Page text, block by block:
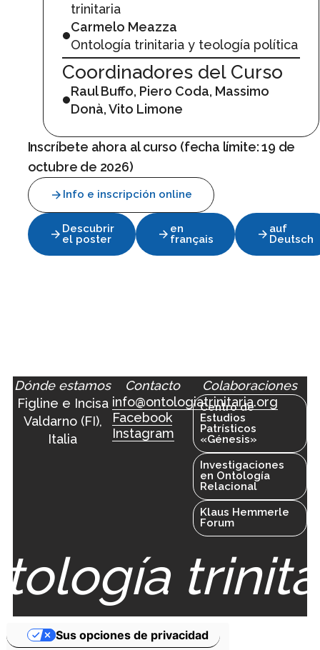
trinitaria
Carmelo Meazza
Ontología trinitaria y teología política
Coordinadores del Curso
Raul Buffo, Piero Coda, Massimo
Donà, Vito Limone
Inscríbete ahora al curso (fecha límite: 19 de
octubre de 2026)
Info e inscripción online
Descubrir
el poster
en
français
auf
Deutsch
Dónde estamos
Figline e Incisa
Valdarno (FI),
Italia
Contacto
info@ontologiatrinitaria.org
Facebook
Instagram
Colaboraciones
Centro de
Estudios
Patrísticos
«Génesis»
Investigaciones
en Ontología
Relacional
Klaus Hemmerle
Forum
Sus opciones de privacidad